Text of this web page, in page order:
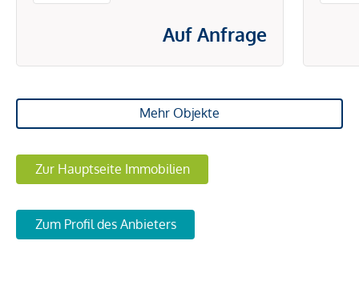
Auf Anfrage
Mehr Objekte
Zur Hauptseite Immobilien
Zum Profil des Anbieters